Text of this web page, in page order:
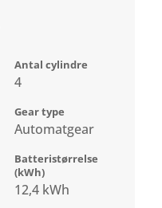
Antal cylindre
4
Gear type
Automatgear
Batteristørrelse
(kWh)
12,4 kWh